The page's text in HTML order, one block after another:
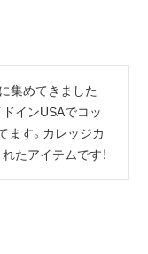
集めてきました
インUSAでコッ
ます。カレッジカ
たアイテムです！